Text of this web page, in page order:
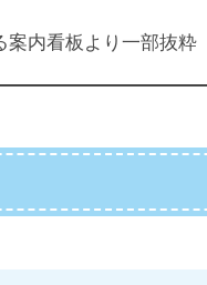
内看板より一部抜粋